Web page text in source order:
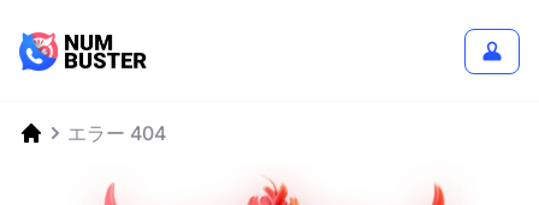
エラー 404